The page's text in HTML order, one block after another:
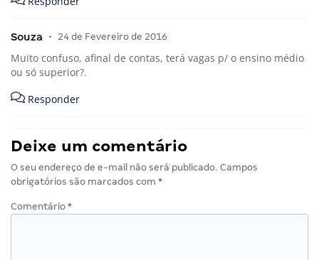
Souza • 24 de Fevereiro de 2016
Muito confuso, afinal de contas, terá vagas p/ o ensino médio
ou só superior?.
Responder
Deixe um comentário
O seu endereço de e-mail não será publicado. Campos
obrigatórios são marcados com *
Comentário *